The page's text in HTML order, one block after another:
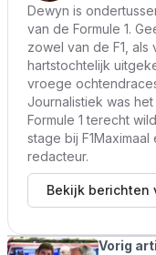
Dewyn is
van de Formule 1.
zowel van de F1,
hartstochtelijk
vroege
Journalistiek was
Formule 1 terecht
stage bij
redacteur.
Bekijk berichten
Vorig